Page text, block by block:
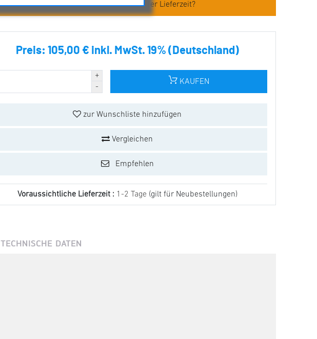
Fragen zum Artikel oder Lieferzeit?
Preis: 105,00 € inkl. MwSt. 19% (Deutschland)
KAUFEN
zur Wunschliste hinzufügen
Vergleichen
Empfehlen
Voraussichtliche Lieferzeit : 1-2 Tage (gilt für Neubestellungen)
TECHNISCHE DATEN